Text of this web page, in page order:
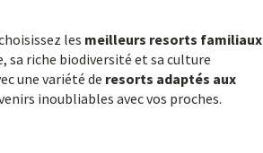
les meilleurs resorts familiaux
sa riche biodiversité et sa culture
une variété de resorts adaptés aux
inoubliables avec vos proches.